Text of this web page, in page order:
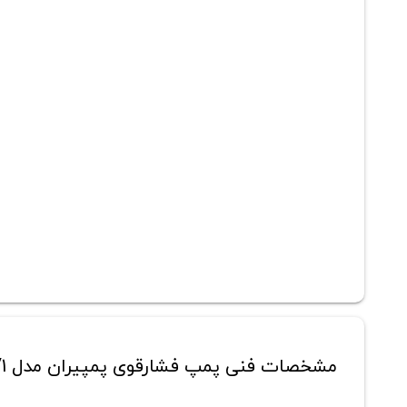
مشخصات فنی پمپ فشارقوی پمپیران مدل WKL40/1